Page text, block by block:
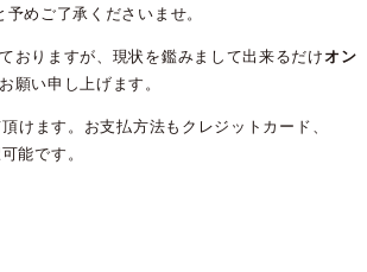
めご了承くださいませ。
おりますが、現状を鑑みまして出来るだけオン
願い申し上げます。
けます。お支払方法もクレジットカード、
能です。